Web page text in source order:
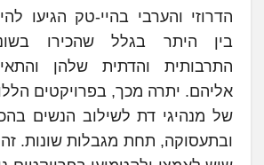
הדרוזי והערבי בהיי-טק הגיעו
בין היתר בגלל שהכירו
התרבותית והדתית שלהן
אליהם. יתרה מכך, בפרויקטים
של מנהיגי דת לשילוב הנשים
ובתעסוקה, תחת מגבלות שונות.